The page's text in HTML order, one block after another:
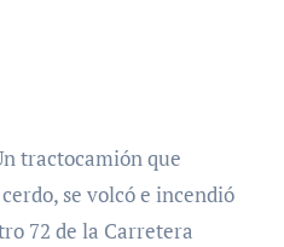
tractocamión que
se volcó e incendió
72 de la Carretera